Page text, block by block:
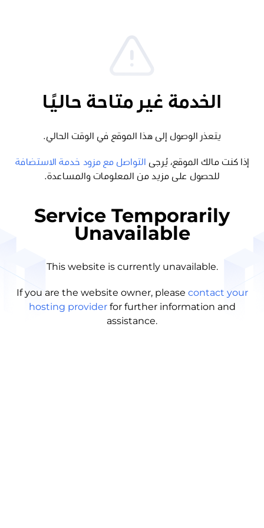
الخدمة غير متاحة حاليًا
يتعذر الوصول إلى هذا الموقع في الوقت الحالي.
إذا كنت مالك الموقع، يُرجى
التواصل مع مزود خدمة الاستضافة
للحصول على مزيد من المعلومات والمساعدة.
Service Temporarily
Unavailable
This website is currently unavailable.
If you are the website owner, please contact your
hosting provider for further information and
assistance.